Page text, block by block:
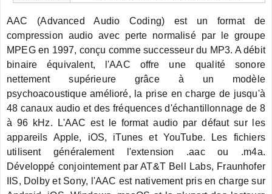
AAC (Advanced Audio Coding) est un format de
compression audio avec perte normalisé par le groupe
MPEG en 1997, conçu comme successeur du MP3. A débit
binaire équivalent, l'AAC offre une qualité sonore
nettement supérieure grâce à un modèle
psychoacoustique amélioré, la prise en charge de jusqu'à
48 canaux audio et des fréquences d'échantillonnage de 8
à 96 kHz. L'AAC est le format audio par défaut sur les
appareils Apple, iOS, iTunes et YouTube. Les fichiers
utilisent généralement l'extension .aac ou .m4a.
Développé conjointement par AT&T Bell Labs, Fraunhofer
IIS, Dolby et Sony, l'AAC est nativement pris en charge sur